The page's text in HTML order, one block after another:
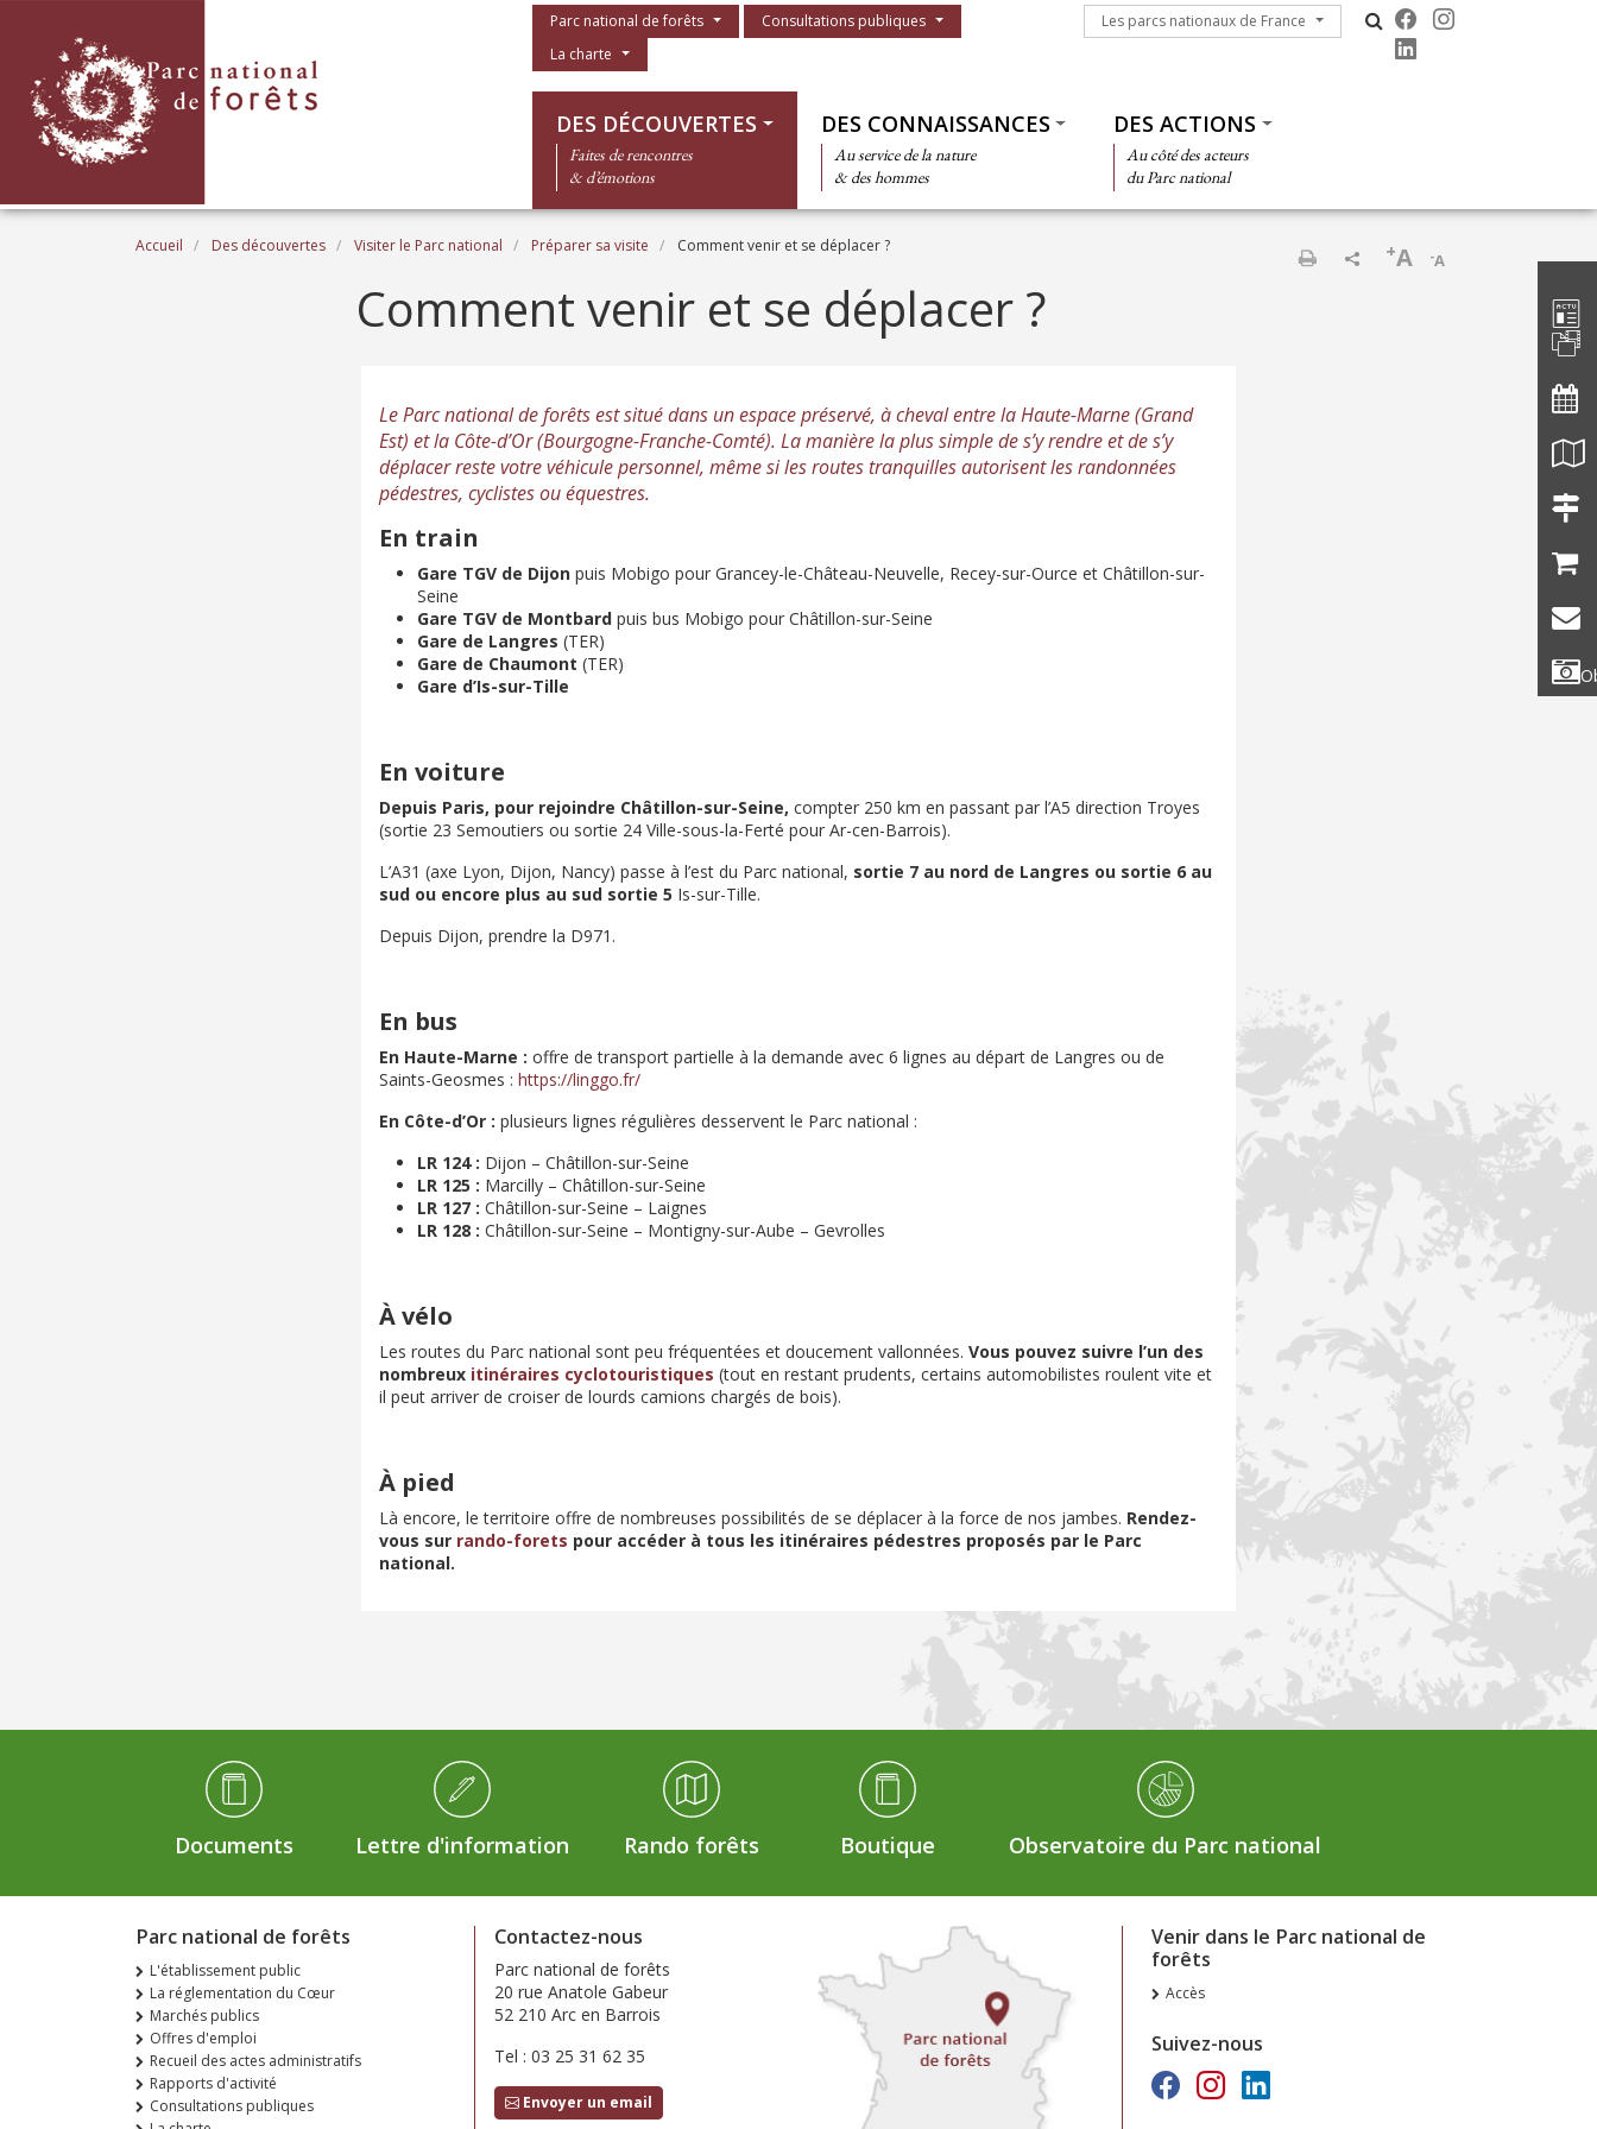
Menu du parc
Parc national de forêts
Consultations publiques
La charte
Les parcs nationaux de France
Les parcs nationaux de France
DES DÉCOUVERTES
Faites de rencontres
& d’émotions
DES CONNAISSANCES
Au service de la nature
& des hommes
DES ACTIONS
Au côté des acteurs
du Parc national
Fil d'Ariane
Accueil Des découvertes Visiter le Parc national Préparer sa visite Comment venir et se déplacer ?
-A
+A
Comment venir et se déplacer ?
Le Parc national de forêts est situé dans un espace préservé, à cheval entre la Haute-Marne (Grand
Est) et la Côte-d’Or (Bourgogne-Franche-Comté). La manière la plus simple de s’y rendre et de s’y
déplacer reste votre véhicule personnel, même si les routes tranquilles autorisent les randonnées
pédestres, cyclistes ou équestres.
En train
Gare TGV de Dijon puis Mobigo pour Grancey-le-Château-Neuvelle, Recey-sur-Ource et Châtillon-sur-
Seine
Gare TGV de Montbard puis bus Mobigo pour Châtillon-sur-Seine
Gare de Langres (TER)
Gare de Chaumont (TER)
Gare d’Is-sur-Tille
En voiture
Depuis Paris, pour rejoindre Châtillon-sur-Seine, compter 250 km en passant par l’A5 direction Troyes
(sortie 23 Semoutiers ou sortie 24 Ville-sous-la-Ferté pour Ar-cen-Barrois).
L’A31 (axe Lyon, Dijon, Nancy) passe à l’est du Parc national, sortie 7 au nord de Langres ou sortie 6 au
sud ou encore plus au sud sortie 5 Is-sur-Tille.
Depuis Dijon, prendre la D971.
En bus
En Haute-Marne : offre de transport partielle à la demande avec 6 lignes au départ de Langres ou de
Saints-Geosmes : https://linggo.fr/
En Côte-d’Or : plusieurs lignes régulières desservent le Parc national :
LR 124 : Dijon – Châtillon-sur-Seine
LR 125 : Marcilly – Châtillon-sur-Seine
LR 127 : Châtillon-sur-Seine – Laignes
LR 128 : Châtillon-sur-Seine – Montigny-sur-Aube – Gevrolles
À vélo
Les routes du Parc national sont peu fréquentées et doucement vallonnées. Vous pouvez suivre l’un des
nombreux itinéraires cyclotouristiques (tout en restant prudents, certains automobilistes roulent vite et
il peut arriver de croiser de lourds camions chargés de bois).
À pied
Là encore, le territoire offre de nombreuses possibilités de se déplacer à la force de nos jambes. Rendez-
vous sur rando-forets pour accéder à tous les itinéraires pédestres proposés par le Parc
national.
Médiathèque Footer
Documents Lettre d'information Rando forêts Boutique Observatoire du Parc national
Parc national de forêts
L'établissement public
La réglementation du Cœur
Marchés publics
Offres d'emploi
Recueil des actes administratifs
Rapports d'activité
Consultations publiques
Contactez-nous
Parc national de forêts
20 rue Anatole Gabeur
52 210 Arc en Barrois
Tel : 03 25 31 62 35
Envoyer un email
Venir dans le Parc national de
forêts
Accès
Suivez-nous